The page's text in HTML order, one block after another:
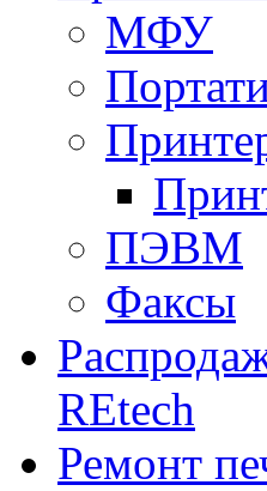
МФУ
ПЭВМ
Факсы
REtech
Ремонт